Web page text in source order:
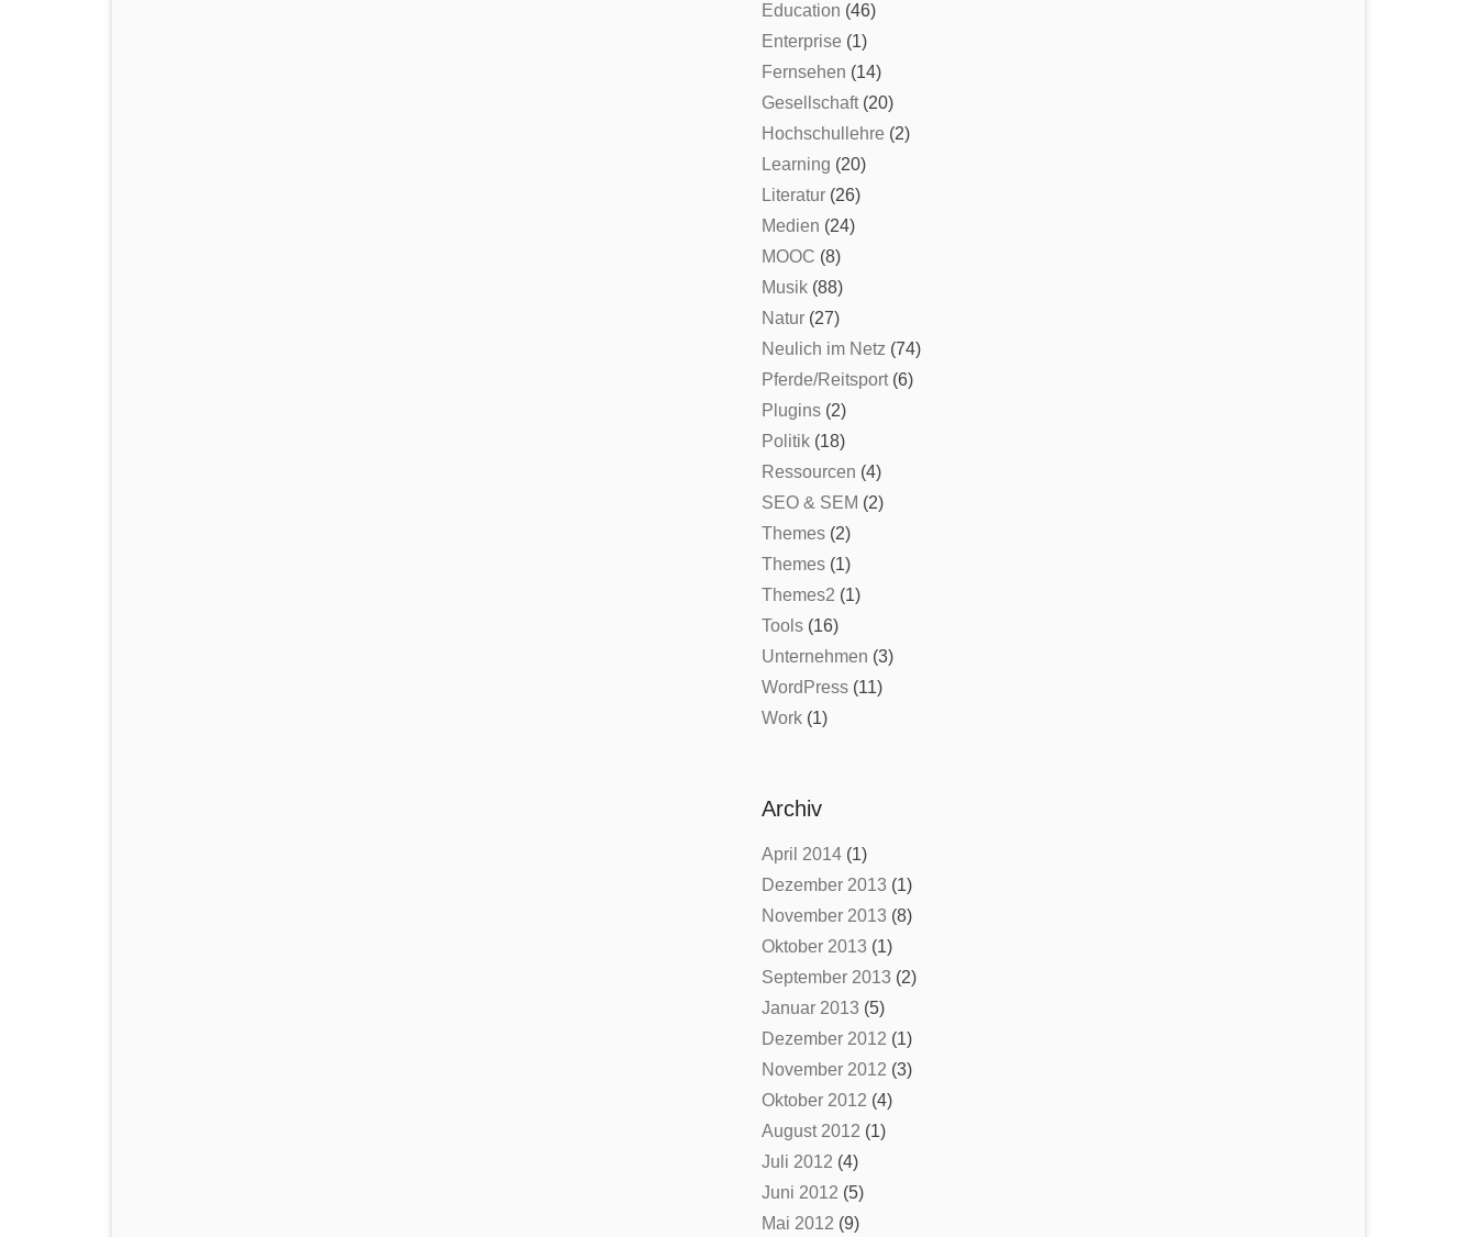
Education (46)
Enterprise (1)
Fernsehen (14)
Gesellschaft(20)
Hochschullehre (2)
Learning (20)
Literatur(26)
Medien (24)
MOOC (8)
Musik(88)
Natur(27)
Neulich im Netz (74)
Pferde/Reitsport(6)
Plugins(2)
Politik(18)
Ressourcen (4)
SEO & SEM (2)
Themes(2)
Themes(1)
Themes2 (1)
Tools(16)
Unternehmen (3)
WordPress(11)
Work(1)
Archiv
April 2014(1)
Dezember 2013 (1)
November 2013 (8)
Oktober 2013 (1)
September 2013 (2)
Januar 2013 (5)
Dezember 2012 (1)
November 2012 (3)
Oktober 2012 (4)
August 2012 (1)
Juli 2012 (4)
Juni 2012 (5)
Mai 2012 (9)